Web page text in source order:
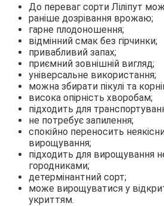
До переваг сорти Ліліпут
раніше дозрівання врожаю;
гарне плодоношення;
відмінний смак без гірчинки;
привабливий запах;
приємний зовнішній вигляд;
універсальне використання;
можна збирати пікулі та
висока опірність хворобам;
підходить для
не потребує запилення;
спокійно переносить
вирощування;
підходить для вирощування
городниками;
детермінантний сорт;
може вирощуватися у
укриттям.